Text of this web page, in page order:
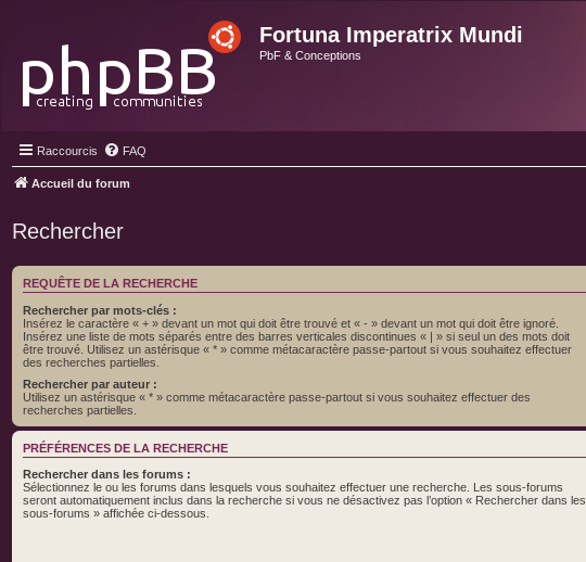
Fortuna Imperatrix Mundi
PbF & Conceptions
Raccourcis FAQ
Accueil du forum
Rechercher
REQUÊTE DE LA RECHERCHE
Rechercher par mots-clés :
Insérez le caractère « + » devant un mot qui doit être trouvé et « - » devant un mot qui doit être ignoré.
Insérez une liste de mots séparés entre des barres verticales discontinues « | » si seul un des mots doit
être trouvé. Utilisez un astérisque « * » comme métacaractère passe-partout si vous souhaitez effectuer
des recherches partielles.
Rechercher par auteur :
Utilisez un astérisque « * » comme métacaractère passe-partout si vous souhaitez effectuer des
recherches partielles.
PRÉFÉRENCES DE LA RECHERCHE
Rechercher dans les forums :
Sélectionnez le ou les forums dans lesquels vous souhaitez effectuer une recherche. Les sous-forums
seront automatiquement inclus dans la recherche si vous ne désactivez pas l’option « Rechercher dans les
sous-forums » affichée ci-dessous.